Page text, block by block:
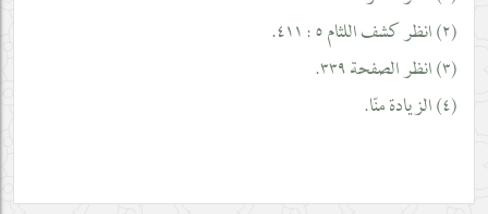
(٢) انظر كشف اللثام ٥ : ٤١١.
(٣) انظر الصفحة ٣٣٩.
(٤) الزيادة منّا.